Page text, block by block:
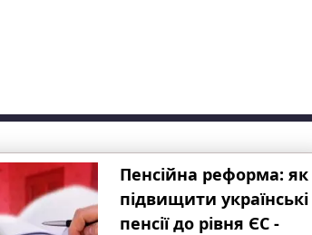
Пенсійна реформа: як
підвищити українські
пенсії до рівня ЄС -